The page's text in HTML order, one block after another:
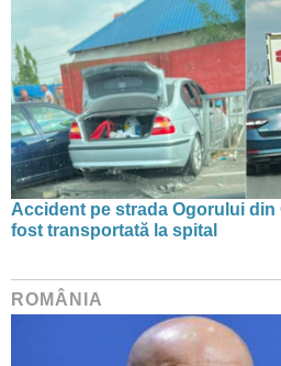
Accident pe strada Ogorului din
fost transportată la spital
ROMÂNIA